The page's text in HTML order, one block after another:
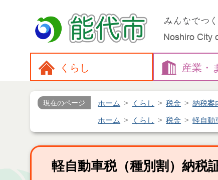
くらし 産業・
現在のページ ホーム くらし 税金 納税案
ホーム くらし 税金 軽自動
軽自動車税（種別割）納税